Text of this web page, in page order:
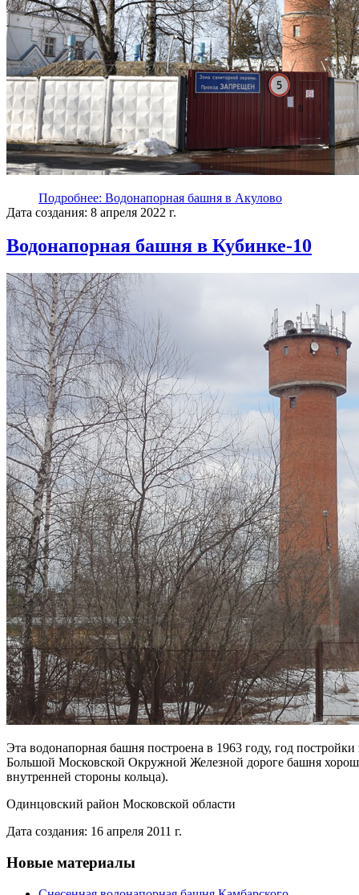
Подробнее: Водонапорная башня в Акулово
Дата создания: 8 апреля 2022 г.
Водонапорная башня в Кубинке-10
Эта водонапорная башня построена в 1963 году, год
Большой Московской Окружной Железной дороге башня
внутренней стороны кольца).
Одинцовский район Московской области
Дата создания: 16 апреля 2011 г.
Новые материалы